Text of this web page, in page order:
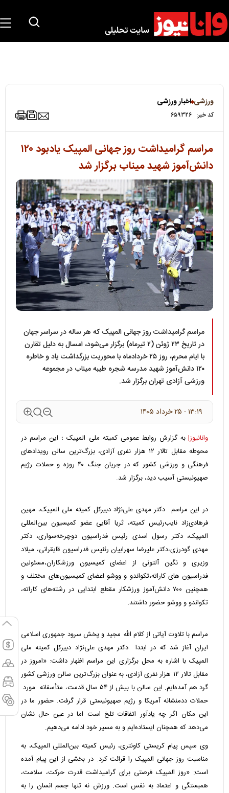
ورزشی اخبار ورزشی
کد خبر: ۶۵۹۳۲۶
مراسم گرامیداشت روز جهانی المپیک یادبود ۱۲۰
دانش‌آموز شهید میناب برگزار شد
مراسم گرامیداشت روز جهانی المپیک که هر ساله در سراسر جهان
در تاریخ ۲۳ ژوئن (۲ تیرماه) برگزار می‌شود، امسال به دلیل تقارن
با ایام محرم، روز ۲۵ خردادماه با محوریت بزرگداشت یاد و خاطره
۱۲۰ دانش‌آموز شهید مدرسه شجره طیبه میناب در مجموعه
ورزشی آزادی تهران برگزار شد.
۱۳:۱۹ - ۲۵ خرداد ۱۴۰۵
وانانیوز| به گزارش روابط عمومی کمیته ملی المپیک ؛ این مراسم در
محوطه مقابل تالار ۱۲ هزار نفری آزادی، بزرگ‌ترین سالن رویدادهای
فرهنگی و ورزشی کشور که در جریان جنگ ۴۰ روزه و حملات رژیم
صهیونیستی آسیب دید، برگزار شد.
در این مراسم دکتر مهدی علی‌نژاد دبیرکل کمیته ملی المپیک، مهین
فرهادی‌زاد نایب‌رئیس کمیته، ثریا آقایی عضو کمیسیون بین‌المللی
المپیک، دکتر رسول اسدی رئیس فدراسیون دوچرخه‌سواری، دکتر
مهدی گودرزی،دکتر علیرضا سهرابیان رئئیس فدراسیون قایقرانی، میلاد
وزیری و نگین آلتونی از اعضای کمیسیون ورزشکاران،مسئولین
فدراسیون های کاراته،تکواندو و ووشو اعضای کمیسیون‌های مختلف و
همچنین ۷۰۰ دانش‌آموز ورزشکار مقطع ابتدایی در رشته‌های کاراته،
تکواندو و ووشو حضور داشتند.
مراسم با تلاوت آیاتی از کلام الله مجید و پخش سرود جمهوری اسلامی
ایران آغاز شد که در ابتدا دکتر مهدی علی‌نژاد دبیرکل کمیته ملی
المپیک با اشاره به محل برگزاری این مراسم اظهار داشت: «امروز در
مقابل تالار ۱۲ هزار نفری آزادی، به عنوان بزرگ‌ترین سالن ورزشی کشور
گرد هم آمده‌ایم. این سالن با بیش از ۵۴ سال قدمت، متأسفانه مورد
حملات ددمنشانه آمریکا و رژیم صهیونیستی قرار گرفت. حضور ما در
این مکان اگر چه یادآور اتفاقات تلخ است اما در عین حال نشان
می‌دهد که همچنان ایستاده‌ایم و به مسیر خود ادامه می‌دهیم.
وی سپس پیام کریستی کاونتری، رئیس کمیته بین‌المللی المپیک، به
مناسبت روز جهانی المپیک را قرائت کرد. در بخشی از این پیام آمده
است: «روز المپیک فرصتی برای گرامیداشت قدرت حرکت، سلامت،
همبستگی و اعتماد به نفس است. ورزش نه تنها جسم انسان را به